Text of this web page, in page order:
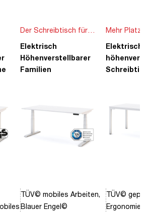
Der Schreibtisch für
die ganze Familie
Elektrisch
Höhenverstellbarer
Familien
TÜV© mobiles Arbeiten,
Blauer Engel©
Mehr Platz
Ideen
Elektrisch
TÜV©
Ergonomie,